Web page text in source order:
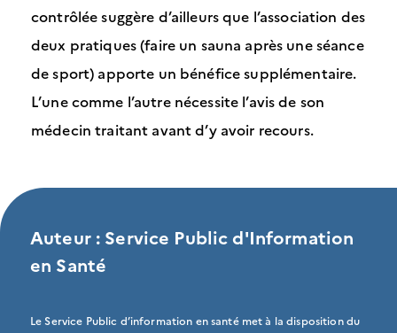
contrôlée suggère d’ailleurs que l’association des
deux pratiques (faire un sauna après une séance
de sport) apporte un bénéfice supplémentaire.
L’une comme l’autre nécessite l’avis de son
médecin traitant avant d’y avoir recours.
Auteur : Service Public d'Information
en Santé
Le Service Public d’information en santé met à la disposition du